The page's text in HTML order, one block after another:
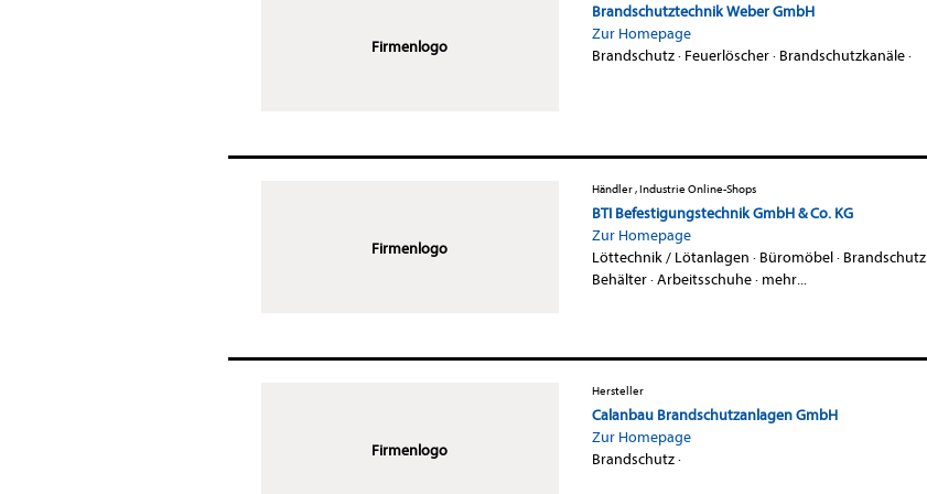
Firmenlogo
Brandschutztechnik Weber GmbH
Zur Homepage
Brandschutz· Feuerlöscher· Brandschutzkanäle·
Firmenlogo
Händler , Industrie Online-Shops
BTI Befestigungstechnik GmbH & Co. KG
Zur Homepage
Löttechnik / Lötanlagen · Büromöbel· Brandschutz
Behälter·Arbeitsschuhe· mehr...
Firmenlogo
Hersteller
Calanbau Brandschutzanlagen GmbH
Zur Homepage
Brandschutz·